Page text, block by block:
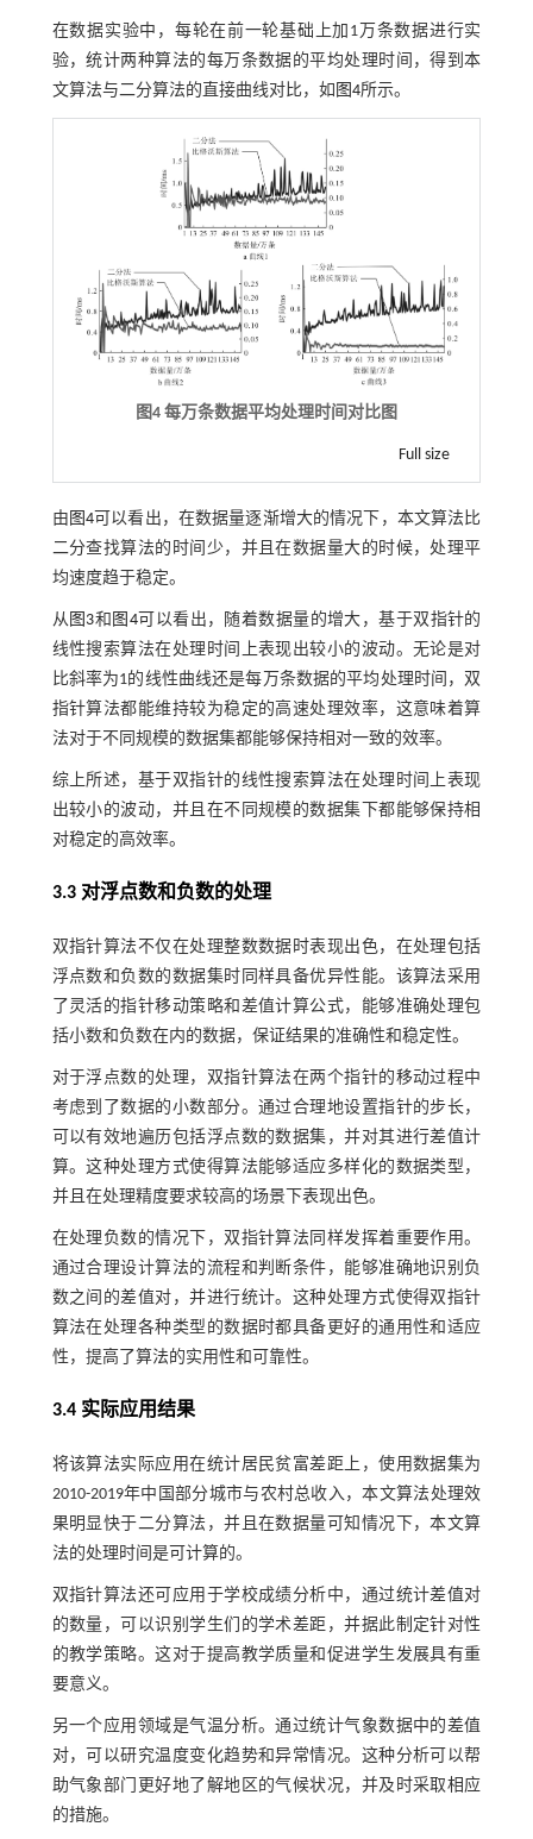
在数据实验中，每轮在前一轮基础上加1万条数据进行实
验，统计两种算法的每万条数据的平均处理时间，得到本
文算法与二分算法的直接曲线对比，如 图4所示。
图4 每万条数据平均处理时间对比图
Full size
由 图4可以看出，在数据量逐渐增大的情况下，本文算法比
二分查找算法的时间少，并且在数据量大的时候，处理平
均速度趋于稳定。
从图3和 图4可以看出，随着数据量的增大，基于双指针的
线性搜索算法在处理时间上表现出较小的波动。无论是对
比斜率为1的线性曲线还是每万条数据的平均处理时间，双
指针算法都能维持较为稳定的高速处理效率，这意味着算
法对于不同规模的数据集都能够保持相对一致的效率。
综上所述，基于双指针的线性搜索算法在处理时间上表现
出较小的波动，并且在不同规模的数据集下都能够保持相
对稳定的高效率。
3.3 对浮点数和负数的处理
双指针算法不仅在处理整数数据时表现出色，在处理包括
浮点数和负数的数据集时同样具备优异性能。该算法采用
了灵活的指针移动策略和差值计算公式，能够准确处理包
括小数和负数在内的数据，保证结果的准确性和稳定性。
对于浮点数的处理，双指针算法在两个指针的移动过程中
考虑到了数据的小数部分。通过合理地设置指针的步长，
可以有效地遍历包括浮点数的数据集，并对其进行差值计
算。这种处理方式使得算法能够适应多样化的数据类型，
并且在处理精度要求较高的场景下表现出色。
在处理负数的情况下，双指针算法同样发挥着重要作用。
通过合理设计算法的流程和判断条件，能够准确地识别负
数之间的差值对，并进行统计。这种处理方式使得双指针
算法在处理各种类型的数据时都具备更好的通用性和适应
性，提高了算法的实用性和可靠性。
3.4 实际应用结果
将该算法实际应用在统计居民贫富差距上，使用数据集为
2010-2019年中国部分城市与农村总收入，本文算法处理效
果明显快于二分算法，并且在数据量可知情况下，本文算
法的处理时间是可计算的。
双指针算法还可应用于学校成绩分析中，通过统计差值对
的数量，可以识别学生们的学术差距，并据此制定针对性
的教学策略。这对于提高教学质量和促进学生发展具有重
要意义。
另一个应用领域是气温分析。通过统计气象数据中的差值
对，可以研究温度变化趋势和异常情况。这种分析可以帮
助气象部门更好地了解地区的气候状况，并及时采取相应
的措施。